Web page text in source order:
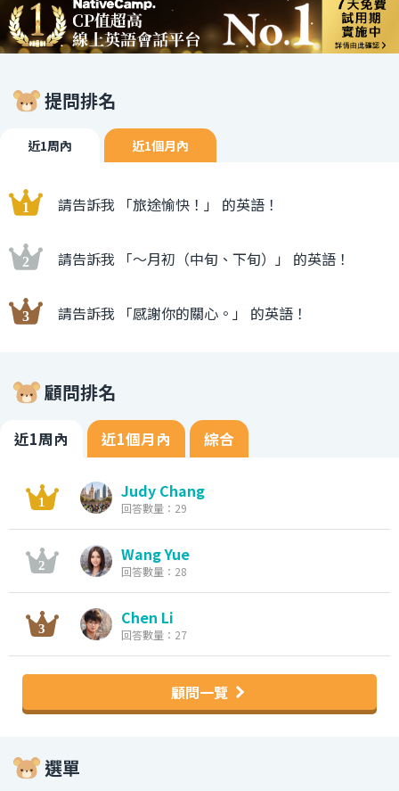
提問排名
近1周內 近1個月內
請告訴我 「旅途愉快！」 的英語！
請告訴我 「〜月初（中旬、下旬）」 的英語！
請告訴我 「感謝你的關心。」 的英語！
顧問排名
近1周內 近1個月內 綜合
Judy Chang
回答數量：29
Wang Yue
回答數量：28
Chen Li
回答數量：27
顧問一覽
選單